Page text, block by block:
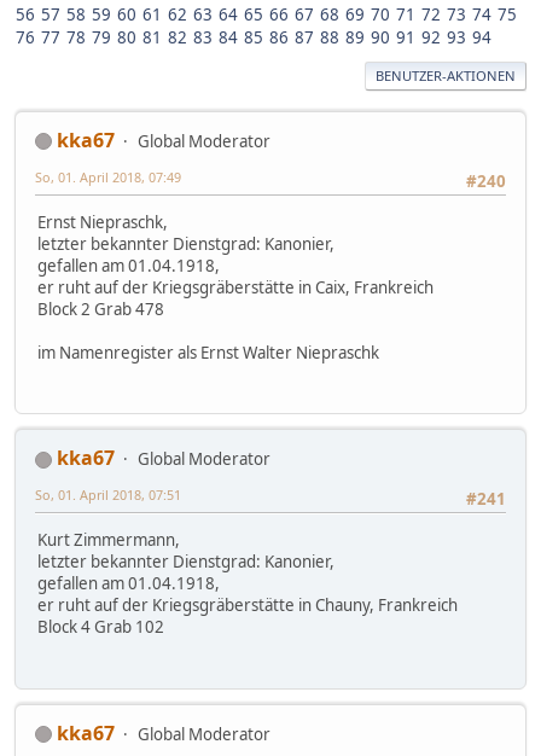
56 57 58 59 60 61 62 63 64 65 66 67 68 69 70 71 72 73 74 75
76 77 78 79 80 81 82 83 84 85 86 87 88 89 90 91 92 93 94
BENUTZER-AKTIONEN
kka67
Global Moderator
#240
So, 01. April 2018, 07:49
Ernst Niepraschk,
letzter bekannter Dienstgrad: Kanonier,
gefallen am 01.04.1918,
er ruht auf der Kriegsgräberstätte in Caix, Frankreich
Block 2 Grab 478
im Namenregister als Ernst Walter Niepraschk
kka67
Global Moderator
#241
So, 01. April 2018, 07:51
Kurt Zimmermann,
letzter bekannter Dienstgrad: Kanonier,
gefallen am 01.04.1918,
er ruht auf der Kriegsgräberstätte in Chauny, Frankreich
Block 4 Grab 102
kka67
Global Moderator